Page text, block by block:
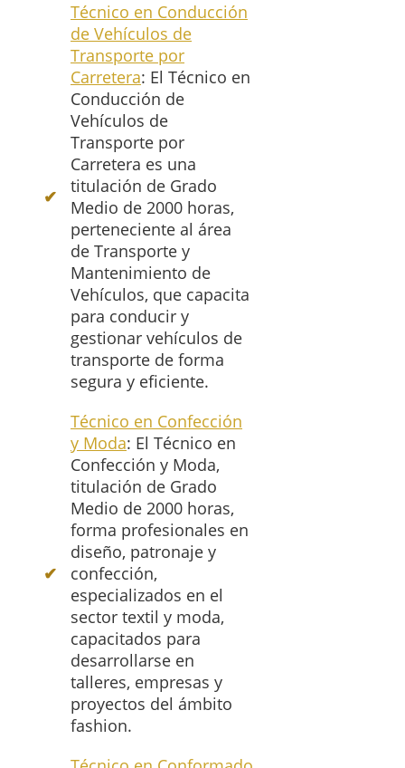
Técnico en Conducción
de Vehículos de
Transporte por
Carretera: El Técnico en
Conducción de
Vehículos de
Transporte por
Carretera es una
titulación de Grado
Medio de 2000 horas,
perteneciente al área
de Transporte y
Mantenimiento de
Vehículos, que capacita
para conducir y
gestionar vehículos de
transporte de forma
segura y eficiente.
Técnico en Confección
y Moda: El Técnico en
Confección y Moda,
titulación de Grado
Medio de 2000 horas,
forma profesionales en
diseño, patronaje y
confección,
especializados en el
sector textil y moda,
capacitados para
desarrollarse en
talleres, empresas y
proyectos del ámbito
fashion.